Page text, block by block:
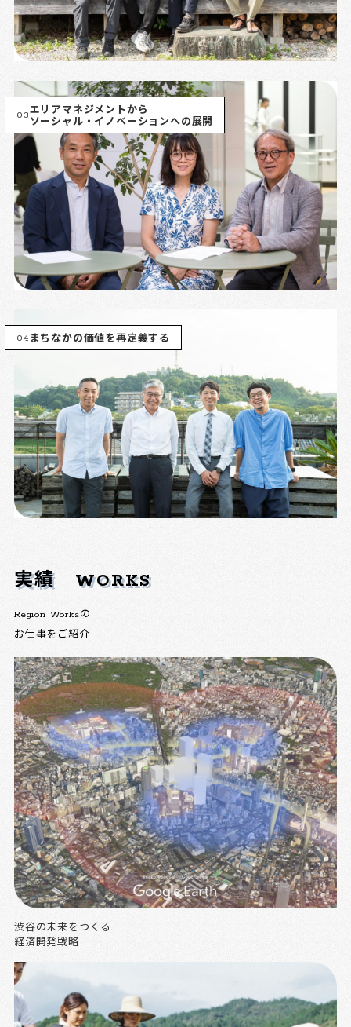
03エリアマネジメントから
ソーシャル・イノベーションへの展開
04 まちなかの価値を再定義する
実績 WORKS
Region Worksの
お仕事をご紹介
渋谷の未来をつくる
経済開発戦略